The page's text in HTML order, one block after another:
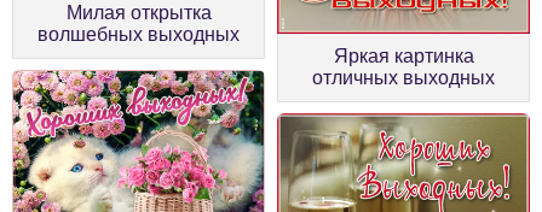
Милая открытка
волшебных выходных
Яркая картинка
отличных выходных